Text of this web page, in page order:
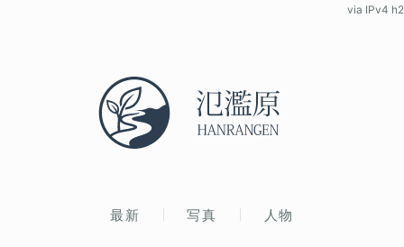
最新 写真 人物
via IPv4 h2